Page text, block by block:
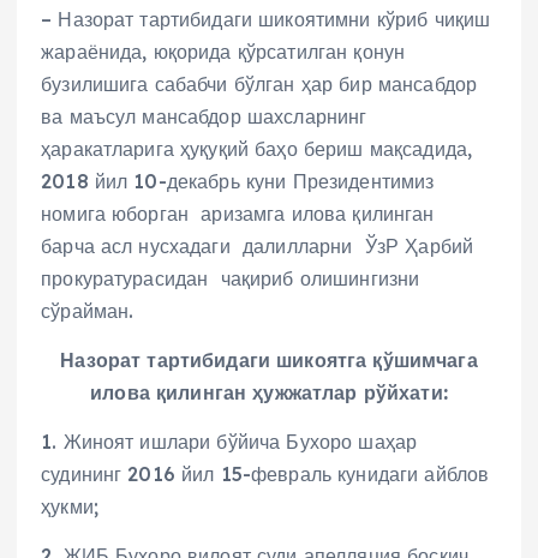
– Назорат тартибидаги шикоятимни кўриб чиқиш
жараёнида, юқорида қўрсатилган қонун
бузилишига сабабчи бўлган ҳар бир мансабдор
ва маъсул мансабдор шахсларнинг
ҳаракатларига ҳуқуқий баҳо бериш мақсадида,
2018 йил 10-декабрь куни Президентимиз
номига юборган аризамга илова қилинган
барча асл нусхадаги далилларни ЎзР Ҳарбий
прокуратурасидан чақириб олишингизни
сўрайман.
Назорат тартибидаги шикоятга қўшимчага
илова қилинган ҳужжатлар рўйхати:
1. Жиноят ишлари бўйича Бухоро шаҳар
судининг 2016 йил 15-февраль кунидаги айблов
ҳукми;